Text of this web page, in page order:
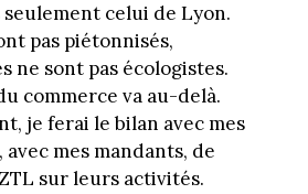
celui de Lyon.
pas piétonnisés,
ne sont pas écologistes.
commerce va au-delà.
je ferai le bilan avec mes
mes mandants, de
sur leurs activités.